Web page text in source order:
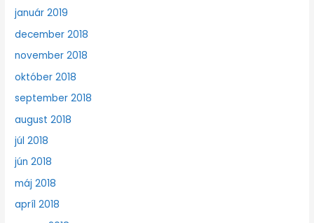
január 2019
december 2018
november 2018
október 2018
september 2018
august 2018
júl 2018
jún 2018
máj 2018
apríl 2018